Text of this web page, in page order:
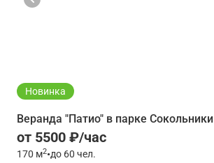
Новинка
Веранда "Патио" в парке Сокольники
от 5500 ₽/час
170 м2•до 60 чел.